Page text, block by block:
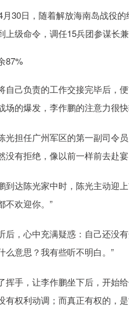
月30日，随着解放海南岛战役
上级命令，调任15兵团参谋长兼
87%
自己负责的工作交接完毕后，
场的爆发，李作鹏的注意力很
光担任广州军区的第一副司令
没有拒绝，像以前一样前去赴宴
到达陈光家中时，陈光主动迎
不欢迎你。”
后，心中充满疑惑：自己还没
么意思？我有些听不明白。”
挥手，让李作鹏坐下后，开始
有权利动调；而真正有权的，